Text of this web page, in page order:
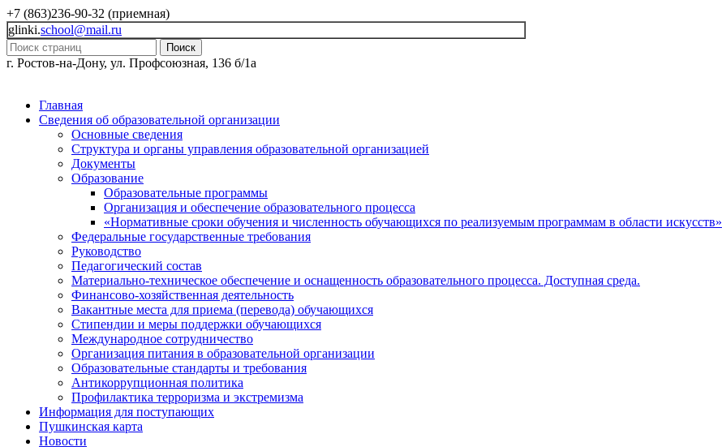
+7 (863)236-90-32 (приемная)
glinki.school@mail.ru
Поиск
г. Ростов-на-Дону, ул. Профсоюзная, 136 б/1а
Главная
Сведения об образовательной организации
Основные сведения
Структура и органы управления образовательной организацией
Документы
Образование
Образовательные программы
Организация и обеспечение образовательного процесса
«Нормативные сроки обучения и численность обучающихся по реализуемым программам в области искусств»
Федеральные государственные требования
Руководство
Педагогический состав
Материально-техническое обеспечение и оснащенность образовательного процесса. Доступная среда.
Финансово-хозяйственная деятельность
Вакантные места для приема (перевода) обучающихся
Стипендии и меры поддержки обучающихся
Международное сотрудничество
Организация питания в образовательной организации
Образовательные стандарты и требования
Антикоррупционная политика
Профилактика терроризма и экстремизма
Информация для поступающих
Пушкинская карта
Новости